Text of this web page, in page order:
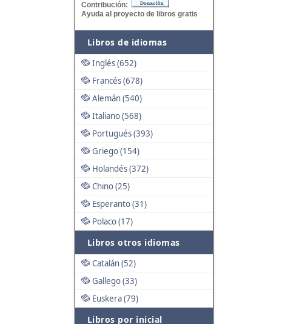
Contribución:
Ayuda al proyecto de libros gratis
Libros de idiomas
Inglés (652)
Francés (678)
Alemán (540)
Italiano (568)
Portugués (393)
Griego (154)
Holandés (372)
Chino (25)
Esperanto (31)
Polaco (17)
Libros otros idiomas
Catalán (52)
Gallego (33)
Euskera (79)
Libros por inicial